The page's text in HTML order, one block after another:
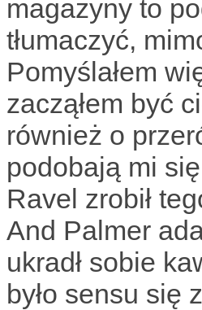
magazyny to
tłumaczyć,
Pomyślałem
zacząłem być
również o
podobają mi
Ravel zrobił
And Palmer
ukradł sobie
było sensu się